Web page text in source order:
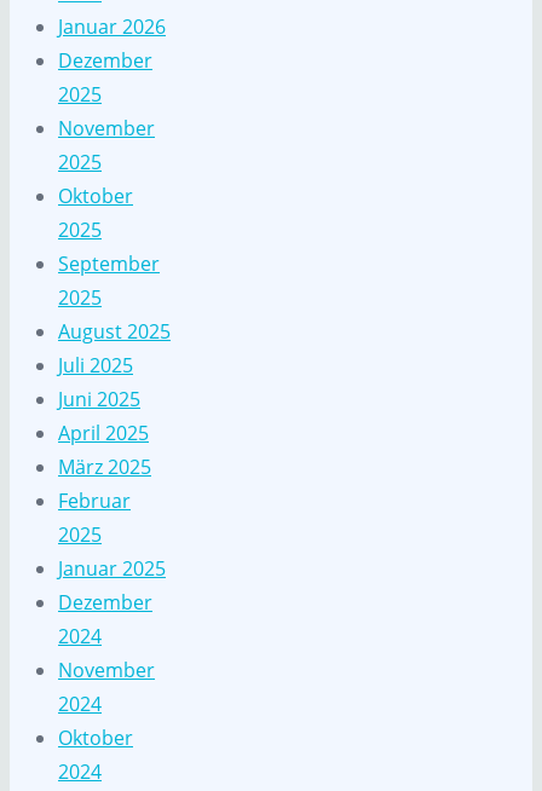
Januar 2026
Dezember
2025
November
2025
Oktober
2025
September
2025
August 2025
Juli 2025
Juni 2025
April 2025
März 2025
Februar
2025
Januar 2025
Dezember
2024
November
2024
Oktober
2024